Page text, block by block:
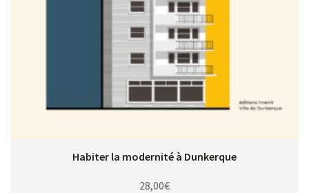
Habiter la modernité à Dunkerque
28,00€